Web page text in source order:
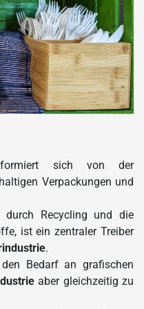
sich von der
Verpackungen und
durch Recycling und die
ist ein zentraler Treiber
.
Bedarf an grafischen
aber gleichzeitig zu